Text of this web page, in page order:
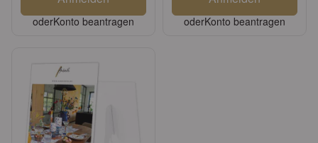
oderKonto beantragen oderKonto beantragen